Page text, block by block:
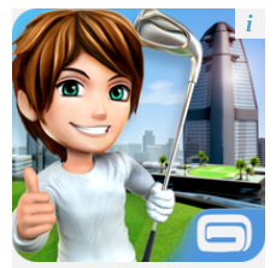
i